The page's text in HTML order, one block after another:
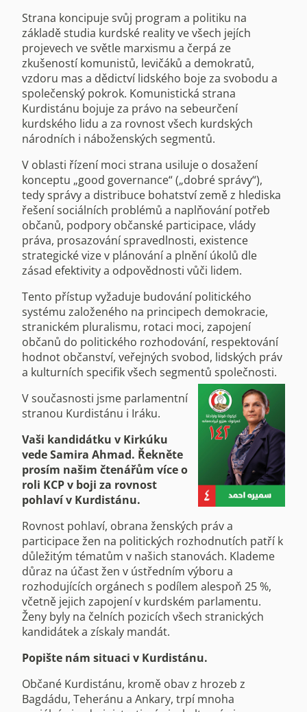
Strana koncipuje svůj program a politiku na
základě studia kurdské reality ve všech jejích
projevech ve světle marxismu a čerpá ze
zkušeností komunistů, levičáků a demokratů,
vzdoru mas a dědictví lidského boje za svobodu a
společenský pokrok. Komunistická strana
Kurdistánu bojuje za právo na sebeurčení
kurdského lidu a za rovnost všech kurdských
národních i náboženských segmentů.
V oblasti řízení moci strana usiluje o dosažení
konceptu „good governance“ („dobré správy“),
tedy správy a distribuce bohatství země z hlediska
řešení sociálních problémů a naplňování potřeb
občanů, podpory občanské participace, vlády
práva, prosazování spravedlnosti, existence
strategické vize v plánování a plnění úkolů dle
zásad efektivity a odpovědnosti vůči lidem.
Tento přístup vyžaduje budování politického
systému založeného na principech demokracie,
stranickém pluralismu, rotaci moci, zapojení
občanů do politického rozhodování, respektování
hodnot občanství, veřejných svobod, lidských práv
a kulturních specifik všech segmentů společnosti.
V současnosti jsme parlamentní
stranou Kurdistánu i Iráku.
Vaši kandidátku v Kirkúku
vede Samira Ahmad. Řekněte
prosím našim čtenářům více o
roli KCP v boji za rovnost
pohlaví v Kurdistánu.
Rovnost pohlaví, obrana ženských práv a
participace žen na politických rozhodnutích patří k
důležitým tématům v našich stanovách. Klademe
důraz na účast žen v ústředním výboru a
rozhodujících orgánech s podílem alespoň 25 %,
včetně jejich zapojení v kurdském parlamentu.
Ženy byly na čelních pozicích všech stranických
kandidátek a získaly mandát.
Popište nám situaci v Kurdistánu.
Občané Kurdistánu, kromě obav z hrozeb z
Bagdádu, Teheránu a Ankary, trpí mnoha